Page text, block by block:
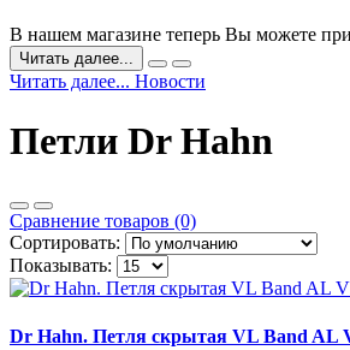
В нашем магазине теперь Вы можете
Читать далее...
Читать далее... Новости
Петли Dr Hahn
Сравнение товаров (0)
Сортировать:
Показывать:
Dr Hahn. Петля скрытая VL Band AL